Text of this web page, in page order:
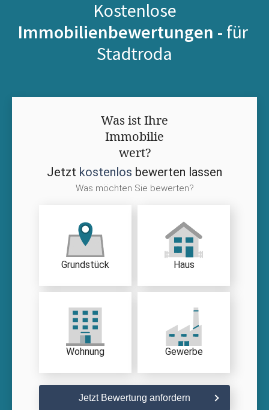
Kostenlose
Immobilienbewertungen - für
Stadtroda
Was ist Ihre
Immobilie
wert?
Jetzt kostenlos bewerten lassen
Was möchten Sie bewerten?
Grundstück Haus
Wohnung Gewerbe
Jetzt Bewertung anfordern